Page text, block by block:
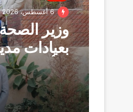
6 أغسطس، 2026
وزير
بعيادات
التأمين
بصرف
البطولي